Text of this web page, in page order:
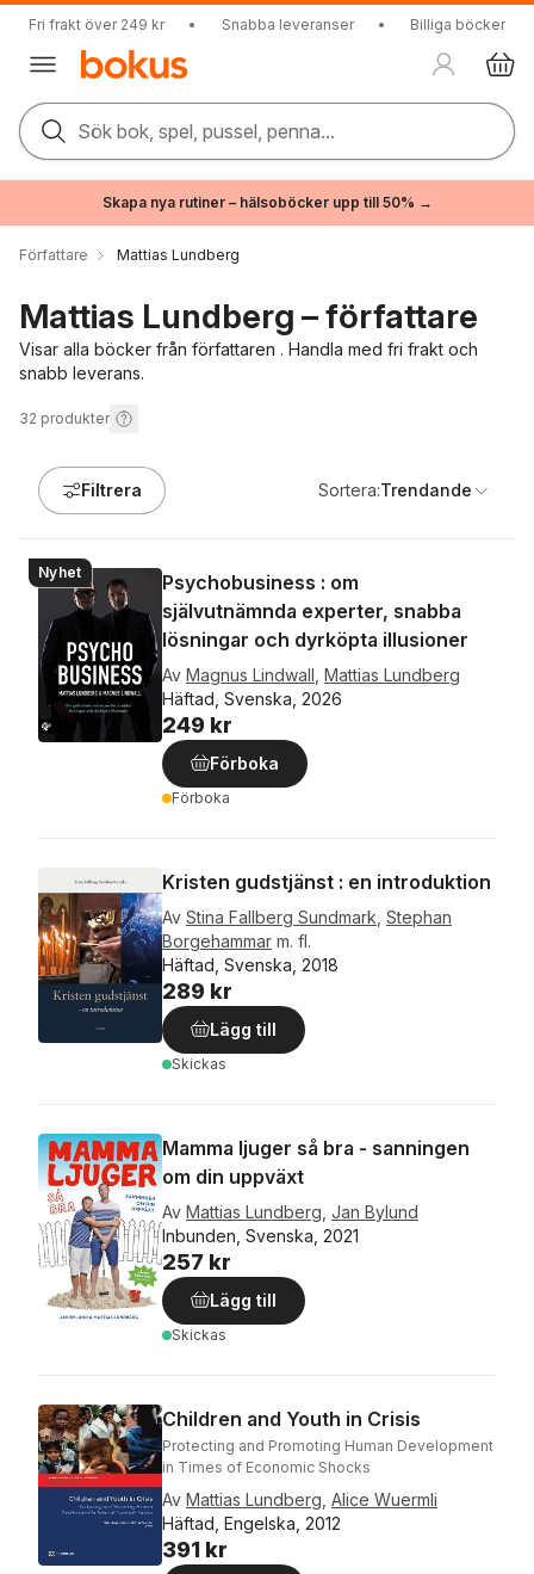
Fri frakt över 249 kr • Snabba leveranser • Billiga böcker
Sök bok, spel, pussel, penna...
Skapa nya rutiner – hälsoböcker upp till 50% →
Författare Mattias Lundberg
Mattias Lundberg – författare
Visar alla böcker från författaren . Handla med fri frakt och
snabb leverans.
32 produkter
Filtrera Sortera:Trendande
Nyhet
Psychobusiness : om
självutnämnda experter, snabba
lösningar och dyrköpta illusioner
Av Magnus Lindwall Mattias Lundberg
Häftad, Svenska, 2026
249 kr
Förboka
Förboka
Kristen gudstjänst : en introduktion
Av Stina Fallberg Sundmark Stephan
Borgehammar m. fl.
Häftad, Svenska, 2018
289 kr
Lägg till
Skickas
Mamma ljuger så bra - sanningen
om din uppväxt
Av Mattias Lundberg Jan Bylund
Inbunden, Svenska, 2021
257 kr
Lägg till
Skickas
Children and Youth in Crisis
Protecting and Promoting Human Development
in Times of Economic Shocks
Av Mattias Lundberg Alice Wuermli
Häftad, Engelska, 2012
391 kr